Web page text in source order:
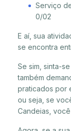
Serviço
0/02
E aí, sua
se encontra
Se sim, sinta-
também
praticados por
ou seja, se
Candeias,